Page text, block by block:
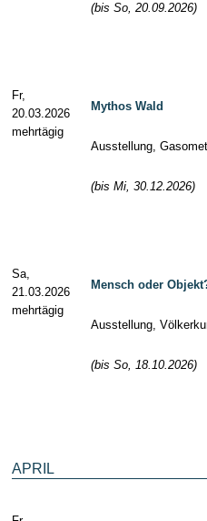
(bis So, 20.09.2026)
Fr,
20.03.2026
mehrtägig
Mythos Wald
Ausstellung,
(bis Mi, 30.12.2026)
Sa,
21.03.2026
mehrtägig
Mensch oder
Ausstellung,
(bis So, 18.10.2026)
APRIL